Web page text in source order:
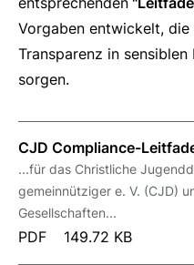
Vorgaben entwickelt,
Transparenz in
sorgen.
CJD Compliance-
...für das Christliche
gemeinnütziger e. V. (CJD)
Gesellschaften...
PDF 149.72 KB